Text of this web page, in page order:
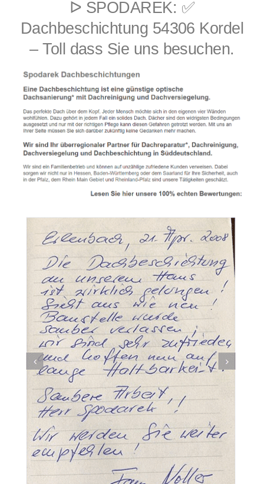
ᐅ SPODAREK: ✅
Dachbeschichtung 54306 Kordel
– Toll dass Sie uns besuchen.